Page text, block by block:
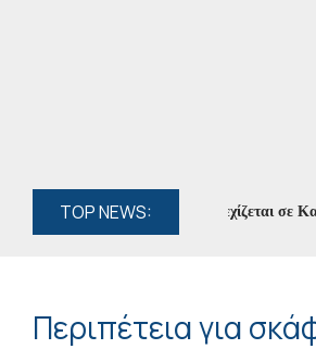
TOP NEWS:
των Ορέων» συνεχίζεται σε Καλέντζι
Περιπέτεια για